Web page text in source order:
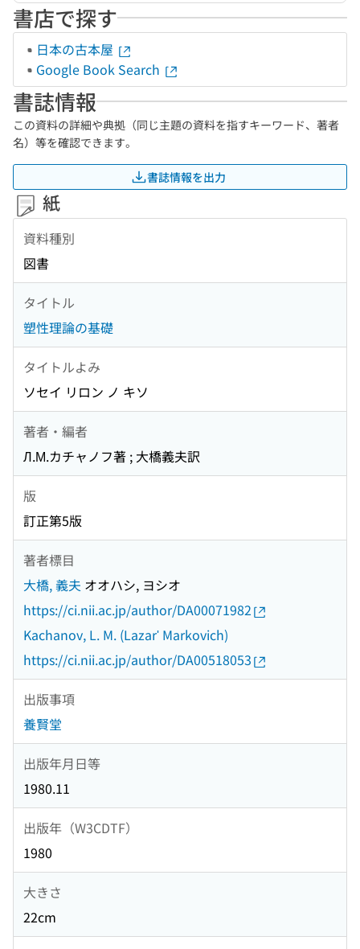
書店で探す
日本の古本屋
Google Book Search
書誌情報
この資料の詳細や典拠（同じ主題の資料を指すキーワード、著者
名）等を確認できます。
書誌情報を出力
紙
資料種別
図書
タイトル
塑性理論の基礎
タイトルよみ
ソセイ リロン ノ キソ
著者・編者
Л.М.カチャノフ著 ; 大橋義夫訳
版
訂正第5版
著者標目
大橋, 義夫 オオハシ, ヨシオ
https://ci.nii.ac.jp/author/DA00071982
Kachanov, L. M. (Lazarʹ Markovich)
https://ci.nii.ac.jp/author/DA00518053
出版事項
養賢堂
出版年月日等
1980.11
出版年（W3CDTF）
1980
大きさ
22cm